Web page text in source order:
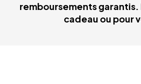
remboursements garantis.
cadeau ou pour